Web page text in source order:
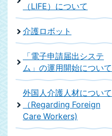
（LIFE）について
介護ロボット
「電子申請届出システ
ム」の運用開始について
外国人介護人材について
（Regarding Foreign
Care Workers)